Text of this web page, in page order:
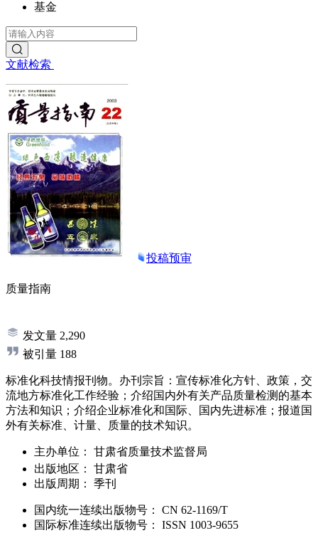
基金
文献检索
投稿预审
质量指南
发文量 2,290
被引量 188
标准化科技情报刊物。办刊宗旨：宣传标准化方针、政策，交
流地方标准化工作经验；介绍国内外有关产品质量检测的基本
方法和知识；介绍企业标准化和国际、国内先进标准；报道国
外有关标准、计量、质量的技术知识。
主办单位：
甘肃省质量技术监督局
出版地区：
甘肃省
出版周期：
季刊
国内统一连续出版物号： CN 62-1169/T
国际标准连续出版物号 ： ISSN 1003-9655